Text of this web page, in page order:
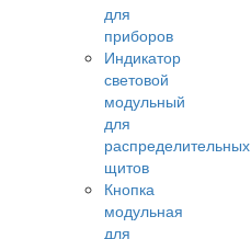
для
приборов
Индикатор
световой
модульный
для
распределительных
щитов
Кнопка
модульная
для